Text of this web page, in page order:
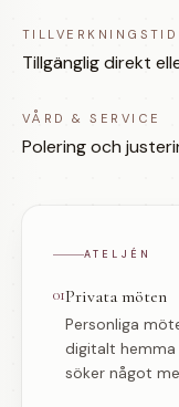
TILLVERKNINGSTID
Tillgänglig direkt
VÅRD & SERVICE
Polering och
ATELJÉN
01Privata möten
Personliga
digitalt
söker något